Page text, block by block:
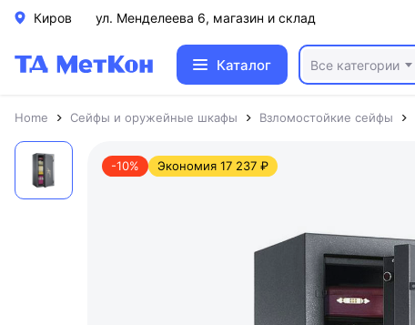
Киров ул. Менделеева 6, магазин и склад
Каталог Все категории
Home Сейфы и оружейные шкафы Взломостойкие сейфы
-10% Экономия 17 237 ₽